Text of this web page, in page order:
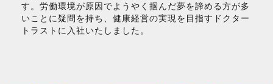
す。労働環境が原因でようやく掴んだ夢を諦める方が多
いことに疑問を持ち、健康経営の実現を目指すドクター
トラストに入社いたしました。